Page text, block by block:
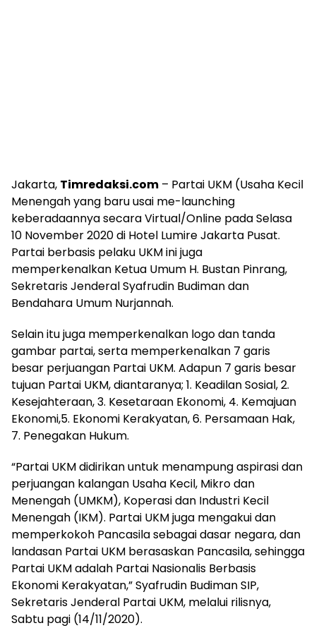
Jakarta, Timredaksi.com – Partai UKM (Usaha Kecil
Menengah yang baru usai me-launching
keberadaannya secara Virtual/Online pada Selasa
10 November 2020 di Hotel Lumire Jakarta Pusat.
Partai berbasis pelaku UKM ini juga
memperkenalkan Ketua Umum H. Bustan Pinrang,
Sekretaris Jenderal Syafrudin Budiman dan
Bendahara Umum Nurjannah.
Selain itu juga memperkenalkan logo dan tanda
gambar partai, serta memperkenalkan 7 garis
besar perjuangan Partai UKM. Adapun 7 garis besar
tujuan Partai UKM, diantaranya; 1. Keadilan Sosial, 2.
Kesejahteraan, 3. Kesetaraan Ekonomi, 4. Kemajuan
Ekonomi,5. Ekonomi Kerakyatan, 6. Persamaan Hak,
7. Penegakan Hukum.
“Partai UKM didirikan untuk menampung aspirasi dan
perjuangan kalangan Usaha Kecil, Mikro dan
Menengah (UMKM), Koperasi dan Industri Kecil
Menengah (IKM). Partai UKM juga mengakui dan
memperkokoh Pancasila sebagai dasar negara, dan
landasan Partai UKM berasaskan Pancasila, sehingga
Partai UKM adalah Partai Nasionalis Berbasis
Ekonomi Kerakyatan,” Syafrudin Budiman SIP,
Sekretaris Jenderal Partai UKM, melalui rilisnya,
Sabtu pagi (14/11/2020).